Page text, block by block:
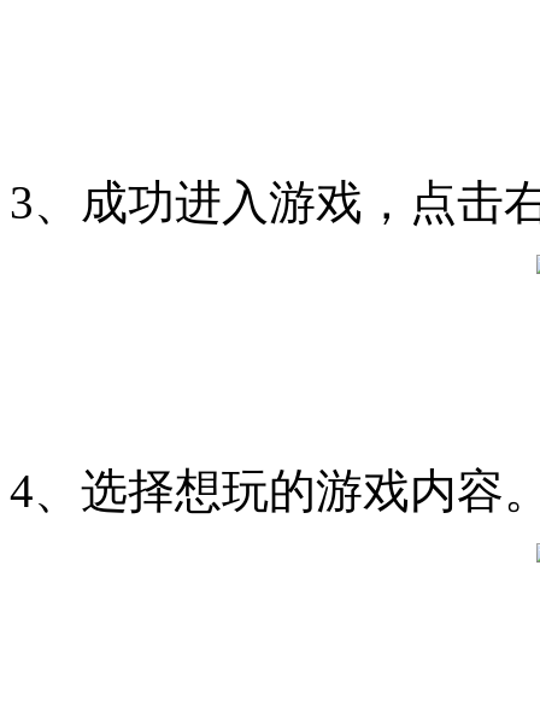
3、成功进入游戏，点击
4、选择想玩的游戏内容